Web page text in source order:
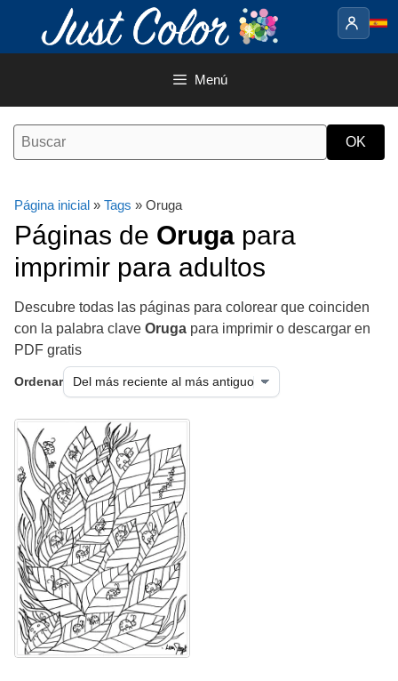
contenido
Menú
Página inicial » Tags » Oruga
Páginas de Oruga para
imprimir para adultos
Descubre todas las páginas para colorear que coinciden
con la palabra clave Oruga para imprimir o descargar en
PDF gratis
Ordenar